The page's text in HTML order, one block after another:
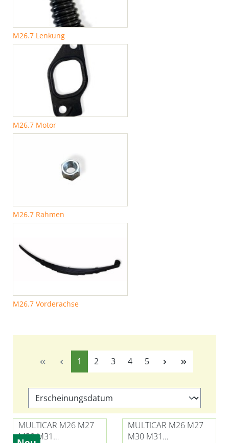
M26.7 Lenkung
M26.7 Motor
M26.7 Rahmen
M26.7 Vorderachse
Seite
1 Seite
2 Seite
3 Seite
4 Seite
5
MULTICAR M26 M27
M30 M31
MULTICAR M26 M27
M30 M31